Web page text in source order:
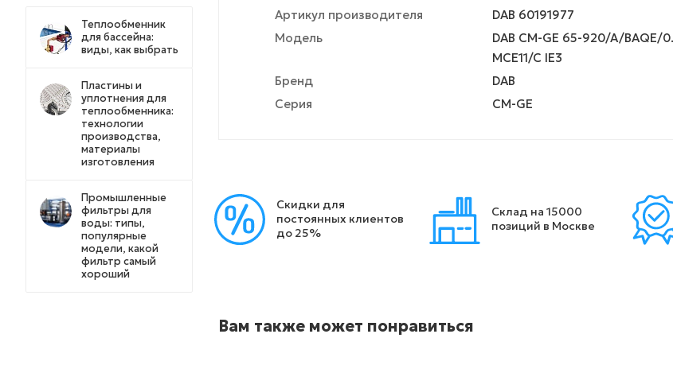
Артикул производителя
DAB 60191977
Модель
DAB CM-GE 65-920/A/BAQE/
MCE11/C IE3
Бренд
DAB
Серия
CM-GE
Скидки для
постоянных клиентов
до 25%
Склад на 15000
позиций в Москве
Вам также может понравиться
Теплообменник
для бассейна:
виды, как выбрать
Пластины и
уплотнения для
теплообменника:
технологии
производства,
материалы
изготовления
Промышленные
фильтры для
воды: типы,
популярные
модели, какой
фильтр самый
хороший